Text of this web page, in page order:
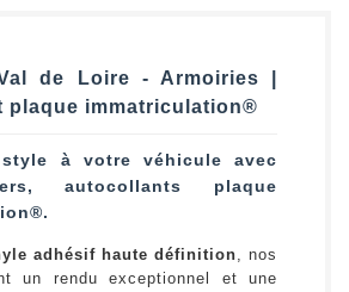
de Loire - Armoiries |
plaque immatriculation®
à votre véhicule avec
autocollants plaque
adhésif haute définition, nos
un rendu exceptionnel et une